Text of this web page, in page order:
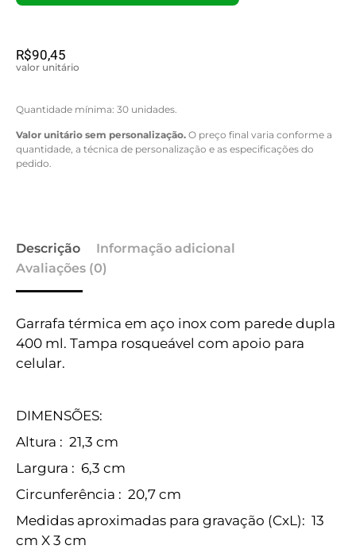
R$90,45
valor unitário
Quantidade mínima: 30 unidades.
Valor unitário sem personalização. O preço final varia conforme a
quantidade, a técnica de personalização e as especificações do
pedido.
Descrição
Informação adicional
Avaliações (0)
Garrafa térmica em aço inox com parede dupla
400 ml. Tampa rosqueável com apoio para
celular.
DIMENSÕES:
Altura : 21,3 cm
Largura : 6,3 cm
Circunferência : 20,7 cm
Medidas aproximadas para gravação (CxL): 13
cm X 3 cm